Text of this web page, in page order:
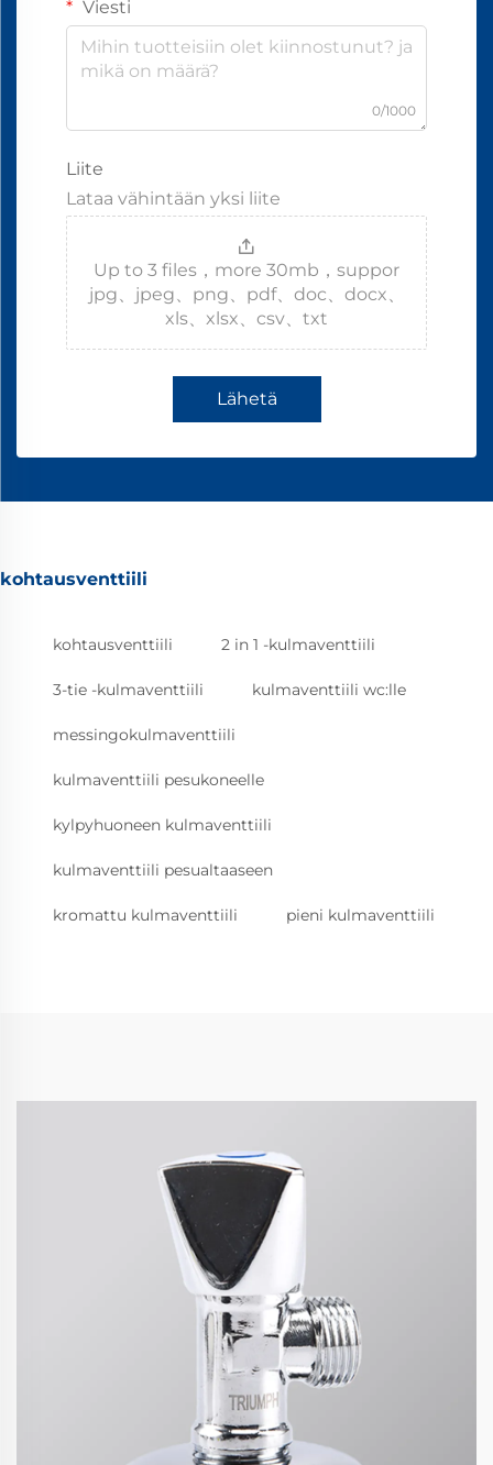
Viesti
0/1000
Liite
Lataa vähintään yksi liite
Up to 3 files，more 30mb，suppor
jpg、jpeg、png、pdf、doc、docx、
xls、xlsx、csv、txt
Lähetä
kohtausventtiili
kohtausventtiili 2 in 1 -kulmaventtiili
3-tie -kulmaventtiili kulmaventtiili wc:lle
messingokulmaventtiili
kulmaventtiili pesukoneelle
kylpyhuoneen kulmaventtiili
kulmaventtiili pesualtaaseen
kromattu kulmaventtiili pieni kulmaventtiili